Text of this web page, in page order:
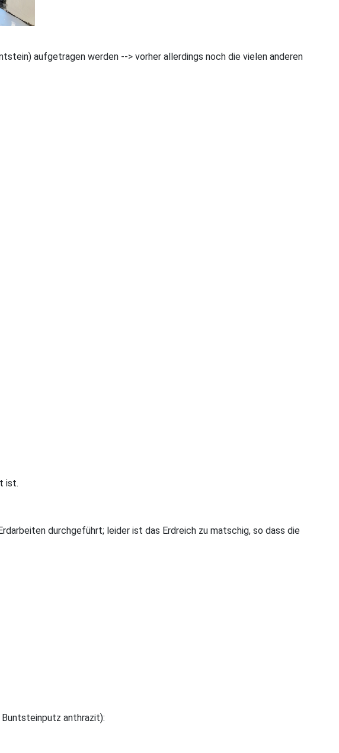
aufgetragen werden --> vorher allerdings noch die vielen anderen
ist.
durchgeführt; leider ist das Erdreich zu matschig, so dass die
anthrazit):